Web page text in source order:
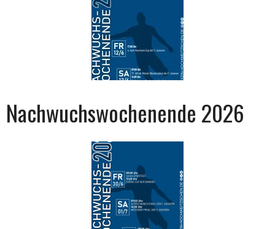
Nachwuchswochenende 2026